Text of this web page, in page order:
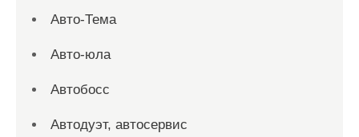
Авто-Тема
Авто-юла
Автобосс
Автодуэт, автосервис